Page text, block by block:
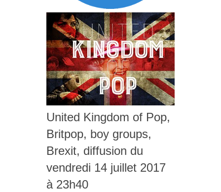
United Kingdom of Pop,
Britpop, boy groups,
Brexit, diffusion du
vendredi 14 juillet 2017
à 23h40